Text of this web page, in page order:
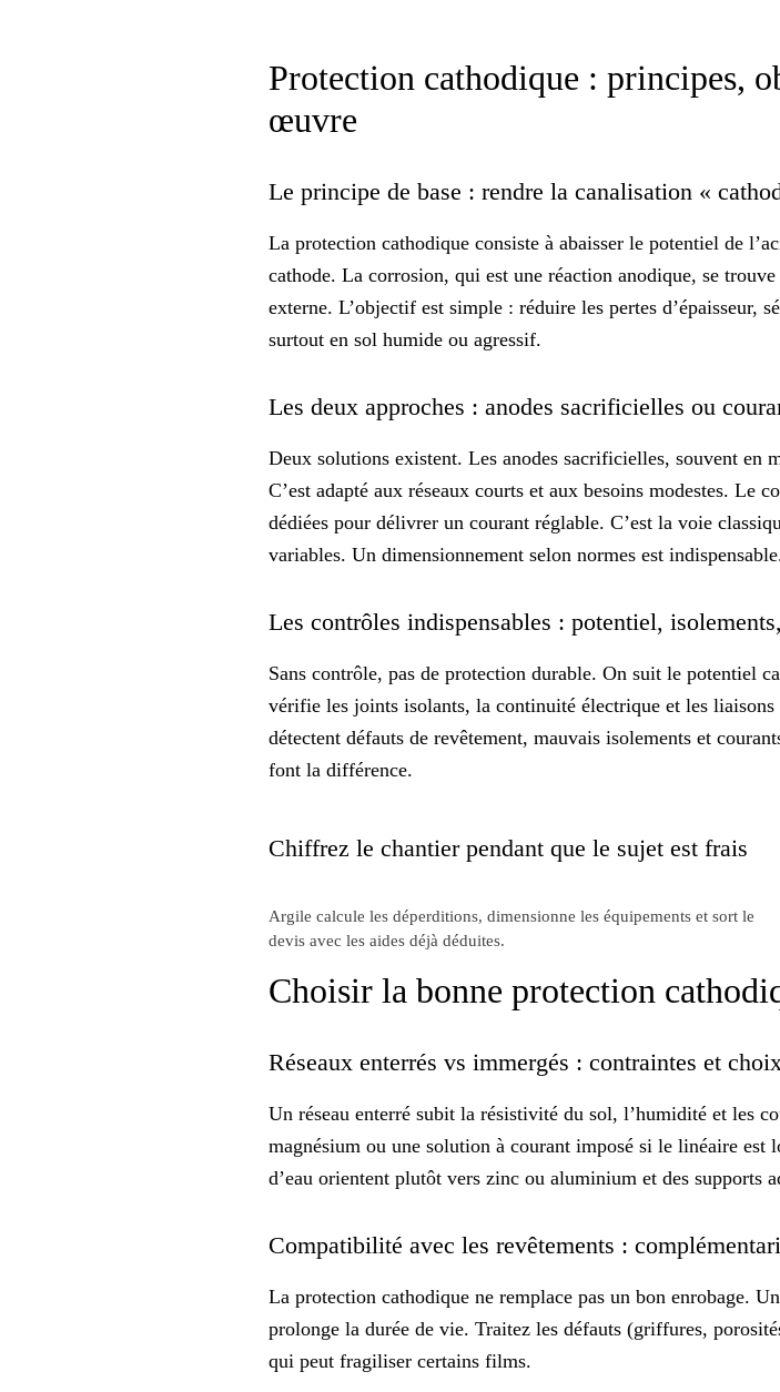
Protection cathodique : principes,
œuvre
Le principe de base : rendre la canalisation «
La protection cathodique consiste à abaisser le potentiel de
cathode. La corrosion, qui est une réaction anodique, se
externe. L’objectif est simple : réduire les pertes d’épaisseur,
surtout en sol humide ou agressif.
Les deux approches : anodes sacrificielles ou
Deux solutions existent. Les anodes sacrificielles, souvent en
C’est adapté aux réseaux courts et aux besoins modestes. Le
dédiées pour délivrer un courant réglable. C’est la voie
variables. Un dimensionnement selon normes est
Les contrôles indispensables : potentiel,
Sans contrôle, pas de protection durable. On suit le potentiel
vérifie les joints isolants, la continuité électrique et les liaisons
détectent défauts de revêtement, mauvais isolements et
font la différence.
Chiffrez le chantier pendant que le sujet est frais
Argile calcule les déperditions, dimensionne les équipements et sort le
devis avec les aides déjà déduites.
Choisir la bonne protection
Réseaux enterrés vs immergés : contraintes et
Un réseau enterré subit la résistivité du sol, l’humidité et les
magnésium ou une solution à courant imposé si le linéaire est
d’eau orientent plutôt vers zinc ou aluminium et des supports
Compatibilité avec les revêtements :
La protection cathodique ne remplace pas un bon enrobage. Un
prolonge la durée de vie. Traitez les défauts (griffures,
qui peut fragiliser certains films.